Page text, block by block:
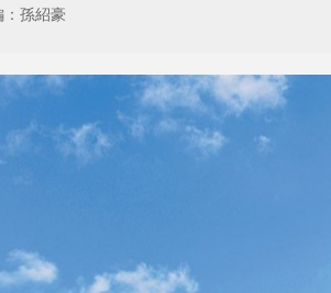
：孫紹豪